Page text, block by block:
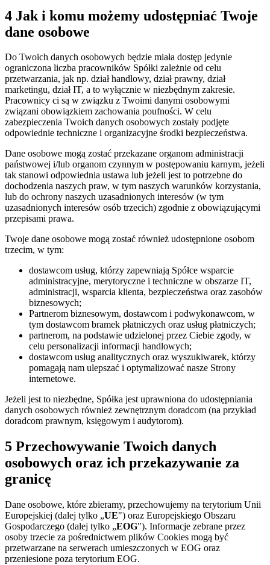
4 Jak i komu możemy udostępniać Twoje
dane osobowe
Do Twoich danych osobowych będzie miała dostęp jedynie
ograniczona liczba pracowników Spółki zależnie od celu
przetwarzania, jak np. dział handlowy, dział prawny, dział
marketingu, dział IT, a to wyłącznie w niezbędnym zakresie.
Pracownicy ci są w związku z Twoimi danymi osobowymi
związani obowiązkiem zachowania poufności. W celu
zabezpieczenia Twoich danych osobowych zostały podjęte
odpowiednie techniczne i organizacyjne środki bezpieczeństwa.
Dane osobowe mogą zostać przekazane organom administracji
państwowej i/lub organom czynnym w postępowaniu karnym, jeżeli
tak stanowi odpowiednia ustawa lub jeżeli jest to potrzebne do
dochodzenia naszych praw, w tym naszych warunków korzystania,
lub do ochrony naszych uzasadnionych interesów (w tym
uzasadnionych interesów osób trzecich) zgodnie z obowiązującymi
przepisami prawa.
Twoje dane osobowe mogą zostać również udostępnione osobom
trzecim, w tym:
dostawcom usług, którzy zapewniają Spółce wsparcie
administracyjne, merytoryczne i techniczne w obszarze IT,
administracji, wsparcia klienta, bezpieczeństwa oraz zasobów
biznesowych;
Partnerom biznesowym, dostawcom i podwykonawcom, w
tym dostawcom bramek płatniczych oraz usług płatniczych;
partnerom, na podstawie udzielonej przez Ciebie zgody, w
celu personalizacji informacji handlowych;
dostawcom usług analitycznych oraz wyszukiwarek, którzy
pomagają nam ulepszać i optymalizować nasze Strony
internetowe.
Jeżeli jest to niezbędne, Spółka jest uprawniona do udostępniania
danych osobowych również zewnętrznym doradcom (na przykład
doradcom prawnym, księgowym i audytorom).
5 Przechowywanie Twoich danych
osobowych oraz ich przekazywanie za
granicę
Dane osobowe, które zbieramy, przechowujemy na terytorium Unii
Europejskiej (dalej tylko „UE") oraz Europejskiego Obszaru
Gospodarczego (dalej tylko „EOG"). Informacje zebrane przez
osoby trzecie za pośrednictwem plików Cookies mogą być
przetwarzane na serwerach umieszczonych w EOG oraz
przeniesione poza terytorium EOG.